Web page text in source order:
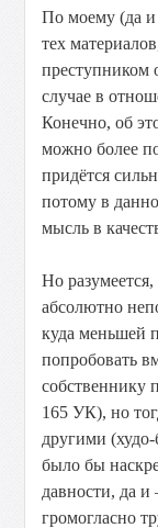
По моему (да и
тех
преступником
случае в
Конечно, об
можно более
придётся
потому в
мысль в
Но разумеется,
абсолютно
куда меньшей
попробовать
собственнику
165 УК), но
другими
было бы
давности, да и
громогласно